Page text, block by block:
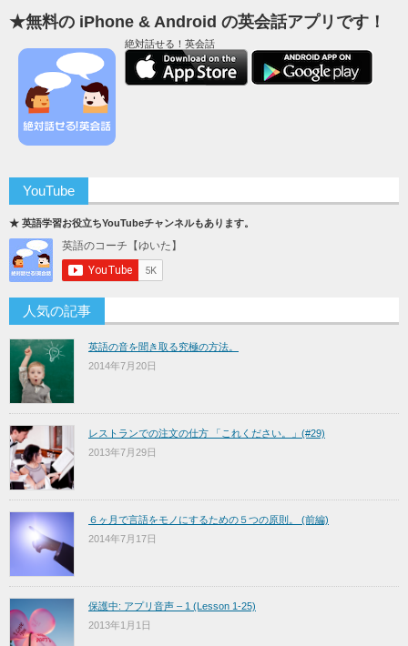
★無料の iPhone & Android の英会話アプリです！
絶対話せる！英会話
YouTube
★ 英語学習お役立ちYouTubeチャンネルもあります。
人気の記事
英語の音を聞き取る究極の方法。
2014年7月20日
レストランでの注文の仕方 「これください。」(#29)
2013年7月29日
６ヶ月で言語をモノにするための５つの原則。 (前編)
2014年7月17日
保護中: アプリ音声 – 1 (Lesson 1-25)
2013年1月1日